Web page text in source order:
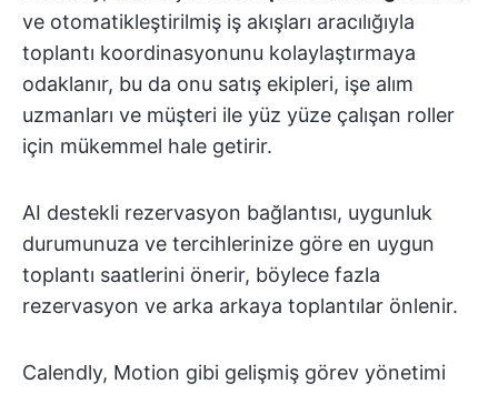
ve otomatikleştirilmiş iş akışları aracılığıyla
toplantı koordinasyonunu kolaylaştırmaya
odaklanır, bu da onu satış ekipleri, işe alım
uzmanları ve müşteri ile yüz yüze çalışan roller
için mükemmel hale getirir.
AI destekli rezervasyon bağlantısı, uygunluk
durumunuza ve tercihlerinize göre en uygun
toplantı saatlerini önerir, böylece fazla
rezervasyon ve arka arkaya toplantılar önlenir.
Calendly, Motion gibi gelişmiş görev yönetimi